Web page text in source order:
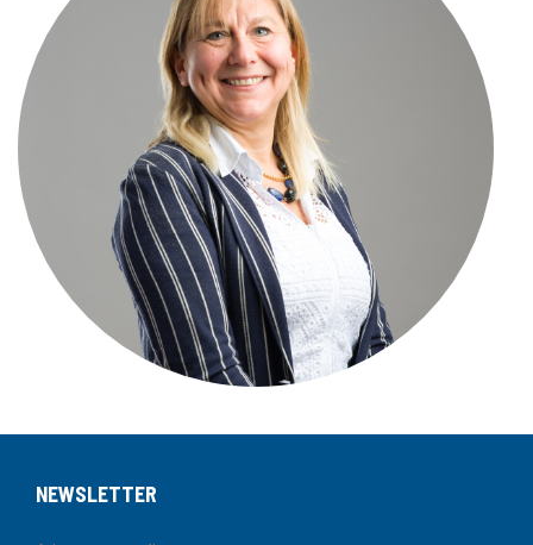
NEWSLETTER